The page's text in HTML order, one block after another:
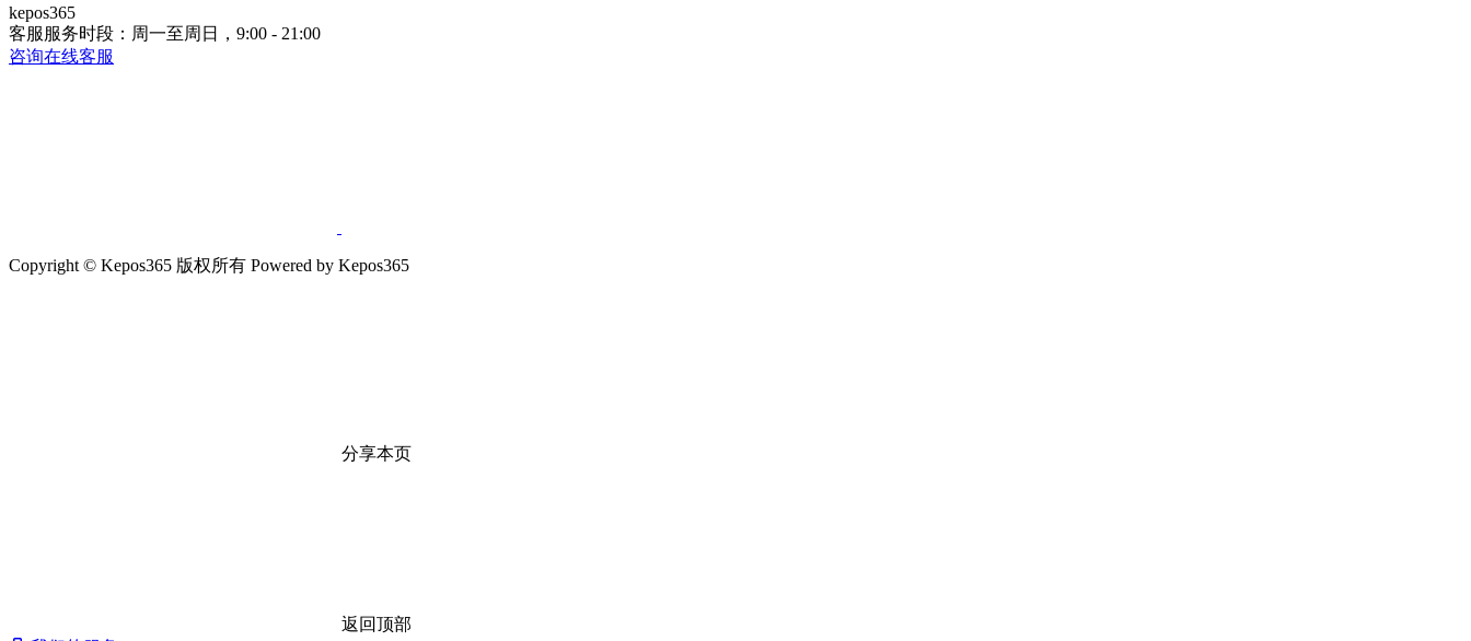
kepos365
客服服务时段：周一至周日，9:00 - 21:00
咨询在线客服
Copyright © Kepos365 版权所有 Powered by Kepos365
分享本页
返回顶部